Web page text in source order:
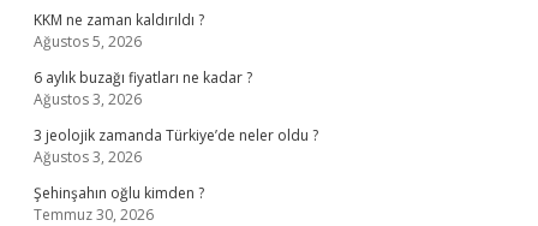
KKM ne zaman kaldırıldı ?
Ağustos 5, 2026
6 aylık buzağı fiyatları ne kadar ?
Ağustos 3, 2026
3 jeolojik zamanda Türkiye’de neler oldu ?
Ağustos 3, 2026
Şehinşahın oğlu kimden ?
Temmuz 30, 2026